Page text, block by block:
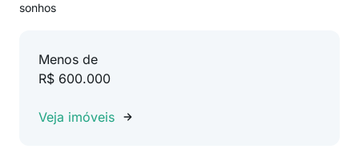
sonhos
Menos de
R$ 600.000
Veja imóveis